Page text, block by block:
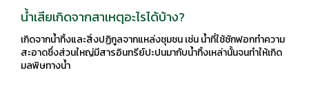
น้ำเสียเกิดจากสาเหตุอะไรได้บ้าง?
เกิดจากน้ำทิ้งและสิ่งปฏิกูลจากแหล่งชุมชน เช่น น้ำที่ใช้ซักฟอกทำความ
สะอาดซึ่งส่วนใหญ่มีสารอินทรีย์ปะปนมากับน้ำทิ้งเหล่านั้นจนทำให้เกิด
มลพิษทางน้ำ